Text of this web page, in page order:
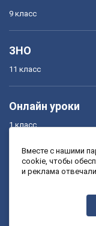
9 класс
ЗНО
11 класс
Онлайн уроки
1 класс
3 класс
Вместе с нашими
cookie, чтобы
и реклама